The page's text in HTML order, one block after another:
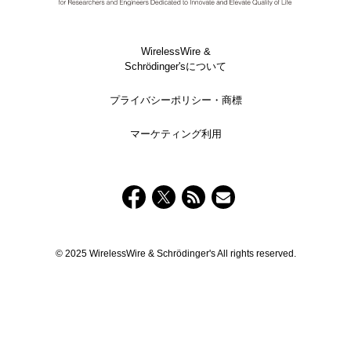
WirelessWire &
Schrödinger'sについて
プライバシーポリシー・商標
マーケティング利用
© 2025 WirelessWire & Schrödinger's All rights reserved.